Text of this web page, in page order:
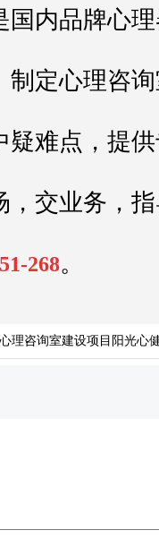
国内品牌心
制定心理咨
疑难点，提
，交业务，
268。
理咨询室建设项目阳光心